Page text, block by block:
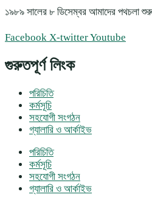
১৯৮৯ সালের ৮ ডিসেম্বর আমাদের পথচলা
Facebook X-twitterYoutube
গুরুতপূর্ণ লিংক
পরিচিতি
কর্মসূচি
সহযোগী সংগঠন
গ্যালারি ও আর্কাইভ
পরিচিতি
কর্মসূচি
সহযোগী সংগঠন
গ্যালারি ও আর্কাইভ